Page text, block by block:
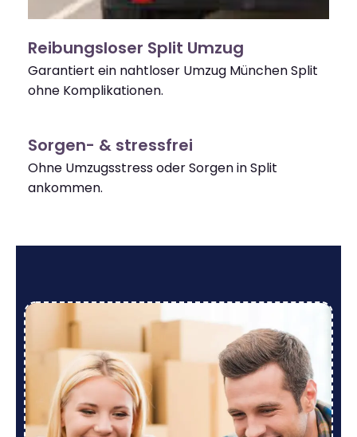
Reibungsloser Split Umzug
Garantiert ein nahtloser Umzug München Split
ohne Komplikationen.
Sorgen- & stressfrei
Ohne Umzugsstress oder Sorgen in Split
ankommen.